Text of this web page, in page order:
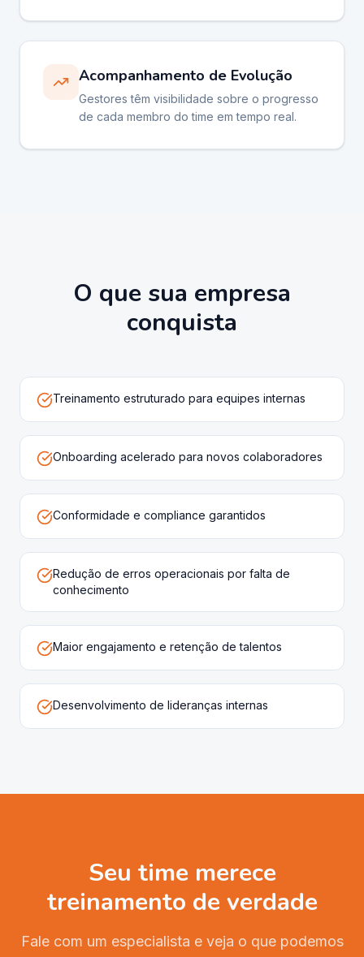
Acompanhamento de Evolução
Gestores têm visibilidade sobre o progresso
de cada membro do time em tempo real.
O que sua empresa
conquista
Treinamento estruturado para equipes internas
Onboarding acelerado para novos colaboradores
Conformidade e compliance garantidos
Redução de erros operacionais por falta de
conhecimento
Maior engajamento e retenção de talentos
Desenvolvimento de lideranças internas
Seu time merece
treinamento de verdade
Fale com um especialista e veja o que podemos